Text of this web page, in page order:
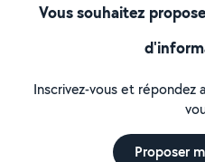
Vous souhaitez
Inscrivez-vous et répondez
Proposer